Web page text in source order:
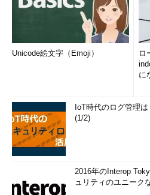
Unicode絵文字（Emoji）
ロ
に
IoT時代のログ管理
(1/2)
2016年のInterop
ュリティのユニーク